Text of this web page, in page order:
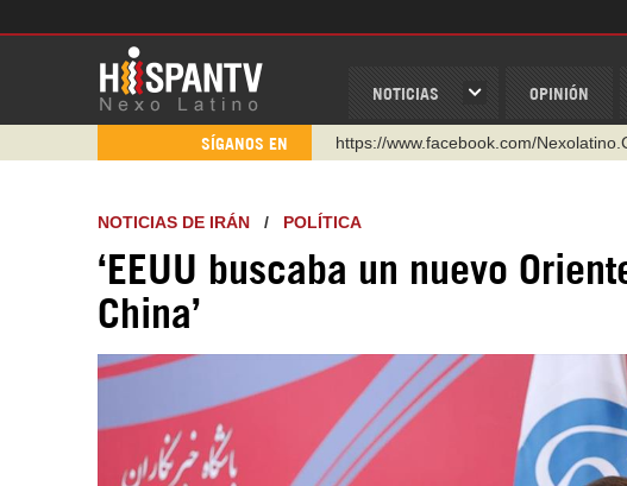
NOTICIAS OPINIÓN
SÍGANOS EN
https://www.youtube.com/
https://t.me/hispantvcanal
https://urmedium.com/c/hispantv
WhatsApp y Viber: +98 921 79 29 404
https://www.facebook.com/
NOTICIAS DE IRÁN / POLÍTICA
‘EEUU buscaba un nuevo
China’